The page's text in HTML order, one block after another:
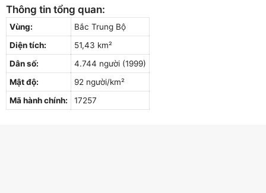
Thông tin tổng quan:
Vùng:
Bắc Trung Bộ
Diện tích:
51,43 km²
Dân số:
4.744 người (1999)
Mật độ:
92 người/km²
Mã hành chính:
17257